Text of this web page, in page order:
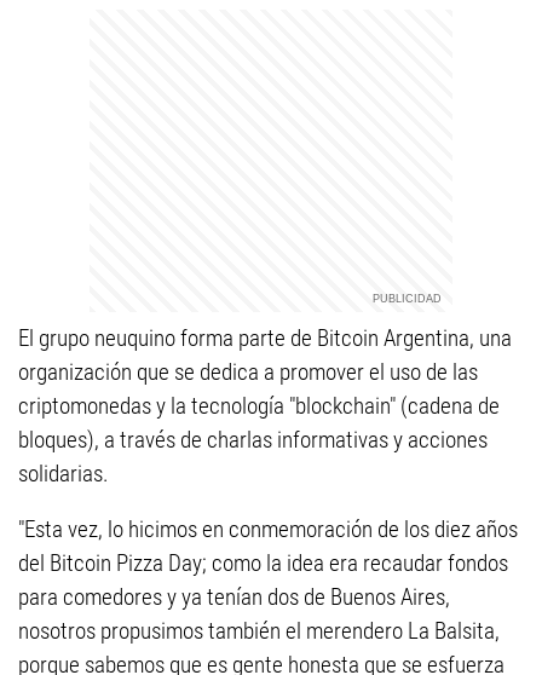
El grupo neuquino forma parte de Bitcoin Argentina, una
organización que se dedica a promover el uso de las
criptomonedas y la tecnología "blockchain" (cadena de
bloques), a través de charlas informativas y acciones
solidarias.
"Esta vez, lo hicimos en conmemoración de los diez años
del Bitcoin Pizza Day; como la idea era recaudar fondos
para comedores y ya tenían dos de Buenos Aires,
nosotros propusimos también el merendero La Balsita,
porque sabemos que es gente honesta que se esfuerza